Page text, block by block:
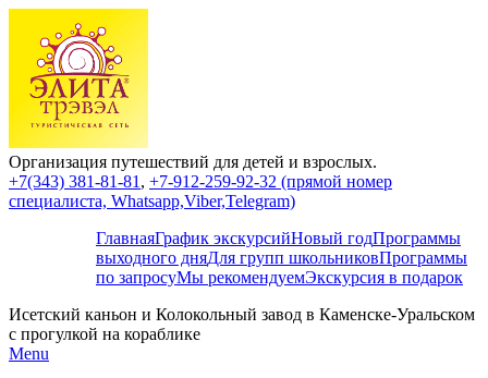
Организация путешествий для детей и взрослых.
+7(343) 381-81-81 , +7-912-259-92-32 (прямой номер
специалиста, Whatsapp,Viber,Telegram)
ГлавнаяГрафик экскурсийНовый годПрограммы
выходного дняДля групп школьниковПрограммы
по запросуМы рекомендуемЭкскурсия в подарок
Исетский каньон и Колокольный завод в Каменске-Уральском
с прогулкой на кораблике
Menu